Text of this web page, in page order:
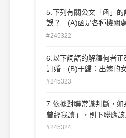
法：信首可先署己，如「
白」；「頓道」指以頭叩
如「樂天頓者」；並以「
5.下列有關公文「函」
誤？ (A)函是各種機關處
書，有上行文、平行文
「辦法」三段；若案情簡
一段完成者，則儘量用
目的語，如「請 核示」
等
#245322
6.以下詞語的解釋何者
訂婚 (B)于歸：出嫁的
首：鞠躬 (D)度晬：小孩
#245323
7.依據對聯常識判斷，
曾經我讀」，則下聯應
對人言 (B)事非經過不
#245324